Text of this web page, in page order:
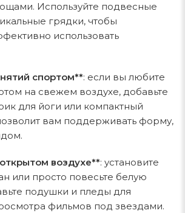
Используйте подвесные
грядки, чтобы
использовать
спортом**: если вы любите
на свежем воздухе, добавьте
для йоги или компактный
вам поддерживать форму,
воздухе**: установите
или просто повесьте белую
подушки и пледы для
фильмов под звездами.